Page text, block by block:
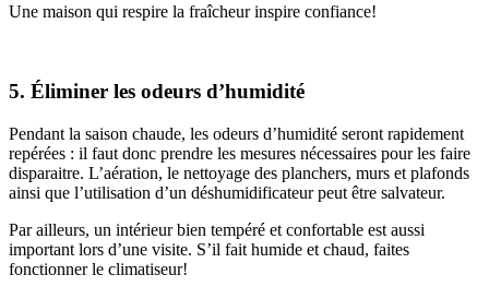
Une maison qui respire la fraîcheur inspire confiance!
5. Éliminer les odeurs d’humidité
Pendant la saison chaude, les odeurs d’humidité seront rapidement
repérées : il faut donc prendre les mesures nécessaires pour les faire
disparaitre. L’aération, le nettoyage des planchers, murs et plafonds
ainsi que l’utilisation d’un déshumidificateur peut être salvateur.
Par ailleurs, un intérieur bien tempéré et confortable est aussi
important lors d’une visite. S’il fait humide et chaud, faites
fonctionner le climatiseur!